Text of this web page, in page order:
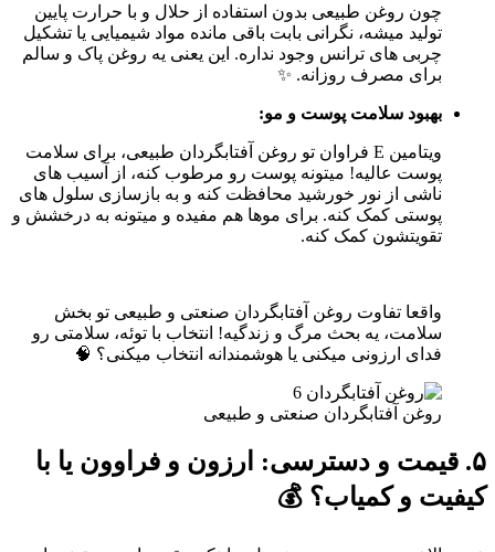
چون روغن طبیعی بدون استفاده از حلال و با حرارت پایین
تولید میشه، نگرانی بابت باقی مانده مواد شیمیایی یا تشکیل
چربی های ترانس وجود نداره. این یعنی یه روغن پاک و سالم
برای مصرف روزانه. ✨
بهبود سلامت پوست و مو:
ویتامین E فراوان تو روغن آفتابگردان طبیعی، برای سلامت
پوست عالیه! میتونه پوست رو مرطوب کنه، از آسیب های
ناشی از نور خورشید محافظت کنه و به بازسازی سلول های
پوستی کمک کنه. برای موها هم مفیده و میتونه به درخشش و
تقویتشون کمک کنه.
واقعا تفاوت روغن آفتابگردان صنعتی و طبیعی تو بخش
سلامت، یه بحث مرگ و زندگیه! انتخاب با توئه، سلامتی رو
فدای ارزونی میکنی یا هوشمندانه انتخاب میکنی؟ 🧠
روغن آفتابگردان صنعتی و طبیعی
۵. قیمت و دسترسی: ارزون و فراوون یا با
کیفیت و کمیاب؟ 💰